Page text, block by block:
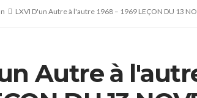
LXVI D'un Autre à l'autre 1968 – 1969 LEÇON DU 13
Autre à